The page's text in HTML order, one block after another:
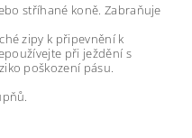
stříhané koně. Zabraňuje
zipy k připevnění k
při ježdění s
poškození pásu.